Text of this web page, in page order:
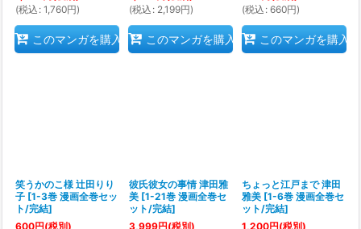
(税込 : 1,760円)
このマンガを購入
(税込 : 2,199円)
このマンガを購入
(税込 : 660円)
このマンガを購入
笑うかのこ様 辻田りり
子 [1-3巻 漫画全巻セッ
ト/完結]
600円(税別)
彼氏彼女の事情 津田雅
美 [1-21巻 漫画全巻セ
ット/完結]
3,999円(税別)
ちょっと江戸まで 津田
雅美 [1-6巻 漫画全巻セ
ット/完結]
1,200円(税別)